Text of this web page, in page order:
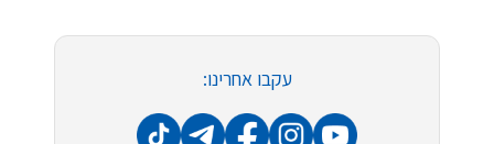
עקבו אחרינו: